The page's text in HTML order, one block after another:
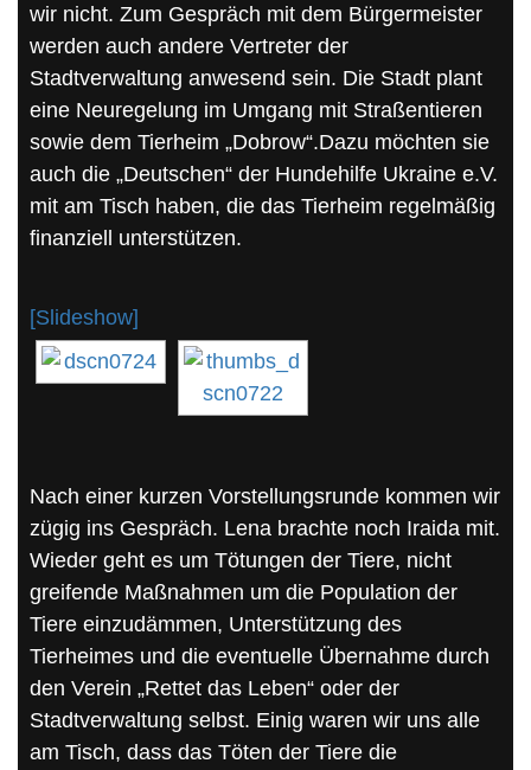
wir nicht. Zum Gespräch mit dem Bürgermeister
werden auch andere Vertreter der
Stadtverwaltung anwesend sein. Die Stadt plant
eine Neuregelung im Umgang mit Straßentieren
sowie dem Tierheim „Dobrow“.Dazu möchten sie
auch die „Deutschen“ der Hundehilfe Ukraine e.V.
mit am Tisch haben, die das Tierheim regelmäßig
finanziell unterstützen.
[Slideshow]
Nach einer kurzen Vorstellungsrunde kommen wir
zügig ins Gespräch. Lena brachte noch Iraida mit.
Wieder geht es um Tötungen der Tiere, nicht
greifende Maßnahmen um die Population der
Tiere einzudämmen, Unterstützung des
Tierheimes und die eventuelle Übernahme durch
den Verein „Rettet das Leben“ oder der
Stadtverwaltung selbst. Einig waren wir uns alle
am Tisch, dass das Töten der Tiere die